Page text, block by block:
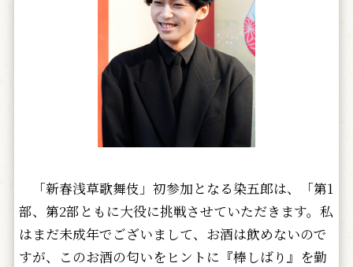
「新春浅草歌舞伎」初参加となる染五郎は、「第1
部、第2部ともに大役に挑戦させていただきます。私
はまだ未成年でございまして、お酒は飲めないので
すが、このお酒の匂いをヒントに『棒しばり』を勤